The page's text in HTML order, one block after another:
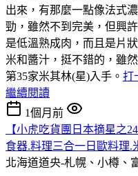
出來，有那麼一點像法式
勁，雖然不到完美，但興
是低溫熟成肉，而且是片
米和醬汁，挺不錯的，雖
第35家米其林(星)入手。 打
繼續閱讀
1個月前
【小虎吃貨團日本摘星之
食器.料理三合一日歐料理.
北海道道央-札幌、小樽、